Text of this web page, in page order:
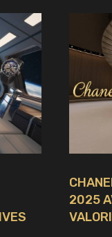
2025